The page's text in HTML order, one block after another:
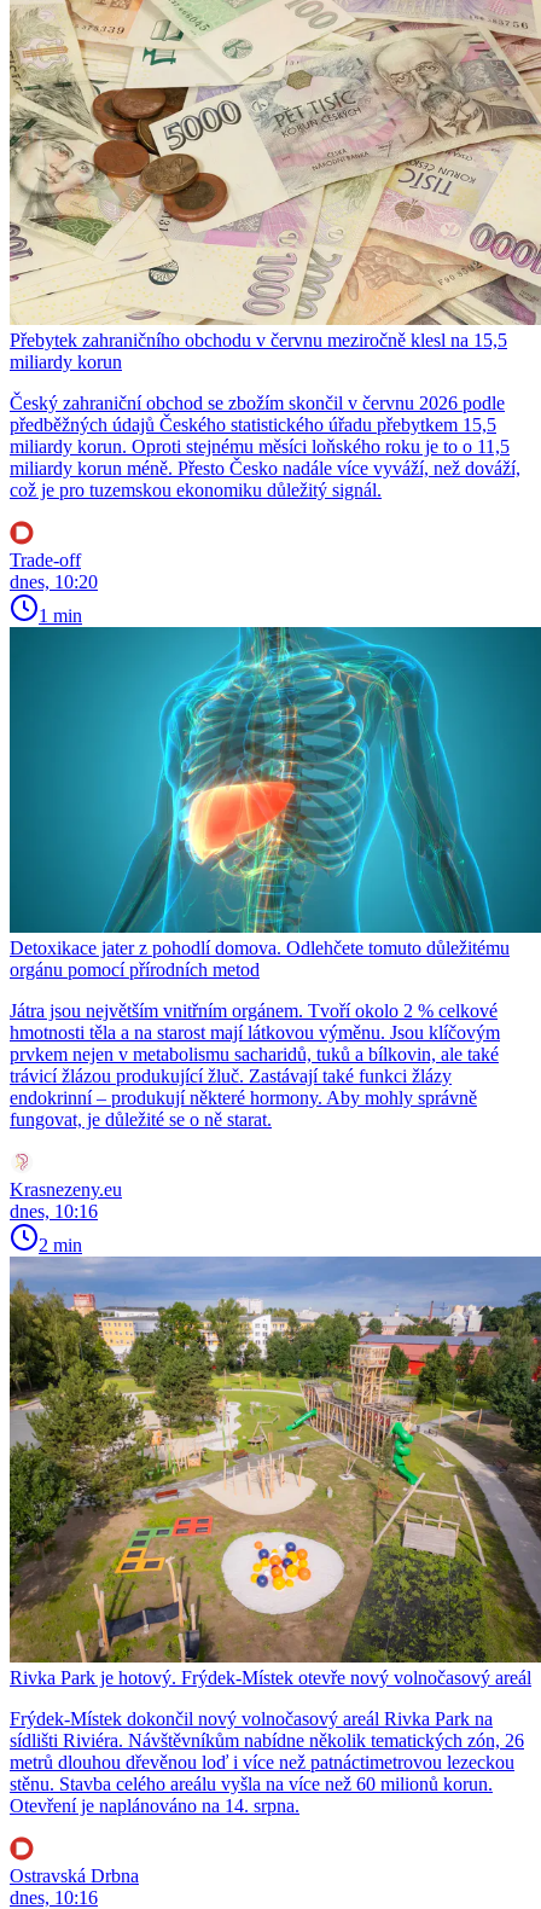
Přebytek zahraničního obchodu v červnu meziročně klesl na 15,5
miliardy korun
Český zahraniční obchod se zbožím skončil v červnu 2026 podle
předběžných údajů Českého statistického úřadu přebytkem 15,5
miliardy korun. Oproti stejnému měsíci loňského roku je to o 11,5
miliardy korun méně. Přesto Česko nadále více vyváží, než dováží,
což je pro tuzemskou ekonomiku důležitý signál.
Trade-off
dnes, 10:20
1 min
Detoxikace jater z pohodlí domova. Odlehčete tomuto důležitému
orgánu pomocí přírodních metod
Játra jsou největším vnitřním orgánem. Tvoří okolo 2 % celkové
hmotnosti těla a na starost mají látkovou výměnu. Jsou klíčovým
prvkem nejen v metabolismu sacharidů, tuků a bílkovin, ale také
trávicí žlázou produkující žluč. Zastávají také funkci žlázy
endokrinní – produkují některé hormony. Aby mohly správně
fungovat, je důležité se o ně starat.
Krasnezeny.eu
dnes, 10:16
2 min
Rivka Park je hotový. Frýdek-Místek otevře nový volnočasový areál
Frýdek-Místek dokončil nový volnočasový areál Rivka Park na
sídlišti Riviéra. Návštěvníkům nabídne několik tematických zón, 26
metrů dlouhou dřevěnou loď i více než patnáctimetrovou lezeckou
stěnu. Stavba celého areálu vyšla na více než 60 milionů korun.
Otevření je naplánováno na 14. srpna.
Ostravská Drbna
dnes, 10:16